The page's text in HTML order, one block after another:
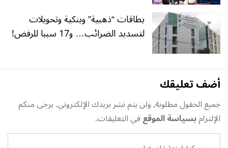
بطاقات “ذهبية” وبنكية وتحويلات
لتسديد الضرائب… و17 سببا للرفض!
أضف تعليقك
جميع الحقول مطلوبة, ولن يتم نشر بريدك الإلكتروني. يرجى منكم
الإلتزامبسياسة الموقعفي التعليقات.